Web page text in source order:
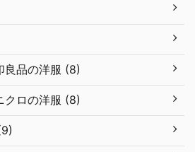
品の洋服 (8)
ロの洋服 (8)